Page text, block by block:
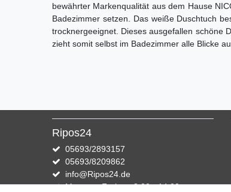
bewährter Markenqualität aus dem Hause
Badezimmer setzen. Das weiße Duschtuch
trocknergeeignet. Dieses ausgefallen schöne
zieht somit selbst im Badezimmer alle Blicke
Ripos24
05693/2893157
05693/8209862
info@Ripos24.de
Montag - Freitag, 8:00 - 14:00